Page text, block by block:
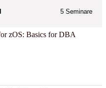
5 Seminare
zOS: Basics for DBA